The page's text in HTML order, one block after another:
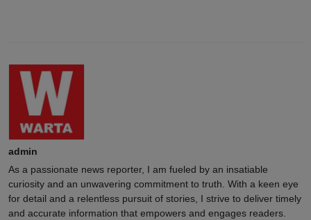
admin
As a passionate news reporter, I am fueled by an insatiable
curiosity and an unwavering commitment to truth. With a keen eye
for detail and a relentless pursuit of stories, I strive to deliver timely
and accurate information that empowers and engages readers.